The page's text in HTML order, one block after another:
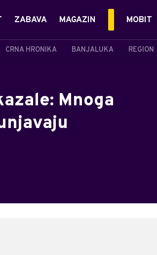
CRNA HRONIKA BANJALUKA REGION
ZABAVA MAGAZIN MOBIT
Mnoga